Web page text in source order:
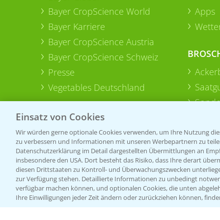
Bayer CropScience World
Bayer Karriere
Bayer CropScience Austria
Bayer CropScience Schweiz
Presse
Vegetables Deutschland
Apps
Einsatz von Cookies
Wir würden gerne optionale Cookies verwenden, um Ihre Nutzung
zu verbessern und Informationen mit unseren Werbepartnern zu
Datenschutzerklärung im Detail dargestellten Übermittlungen an
insbesondere den USA. Dort besteht das Risiko, dass Ihre derart
diesen Drittstaaten zu Kontroll- und Überwachungszwecken
zur Verfügung stehen. Detaillierte Informationen zu unbedingt
verfügbar machen können, und optionalen Cookies, die unten
Ihre Einwilligungen jeder Zeit ändern oder zurückziehen können,